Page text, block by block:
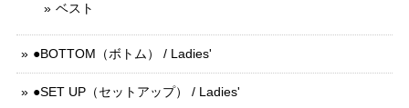
ベスト
●BOTTOM（ボトム） / Ladies'
●SET UP（セットアップ） / Ladies'